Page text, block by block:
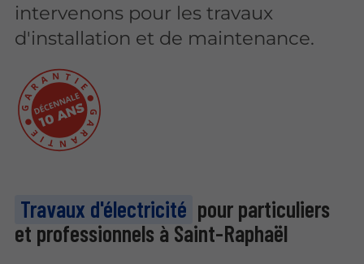
intervenons pour les travaux
d'installation et de maintenance.
Travaux d'électricité pour particuliers
et professionnels à Saint-Raphaël